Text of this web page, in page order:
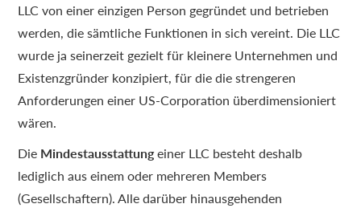
LLC von einer einzigen Person gegründet und betrieben
werden, die sämtliche Funktionen in sich vereint. Die LLC
wurde ja seinerzeit gezielt für kleinere Unternehmen und
Existenzgründer konzipiert, für die die strengeren
Anforderungen einer US-Corporation überdimensioniert
wären.
Die Mindestausstattungeiner LLC besteht deshalb
lediglich aus einem oder mehreren Members
(Gesellschaftern). Alle darüber hinausgehenden